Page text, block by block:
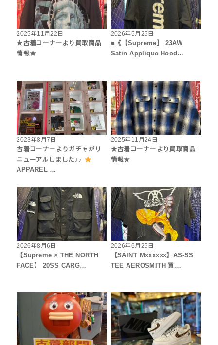
2025年11月22日
★古着コーナーより買取商品
情報★
2026年5月25日
■《【Supreme】 23AW
Satin Applique Hood…
2023年8月7日
古着コーナーよりガチャがリ
ニューアルしました♪♪
APPAREL …
2025年11月24日
★古着コーナーより買取商品
情報★
2026年8月6日
【Supreme × THE NORTH
FACE】 20SS CARG…
2026年6月25日
【SAINT Mxxxxxx】AS-SS
TEE AEROSMITH 買…